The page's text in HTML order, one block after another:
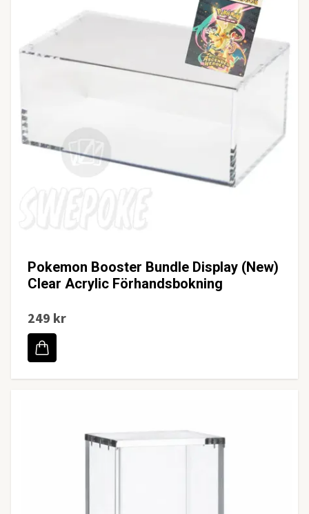
Pokemon Booster Bundle Display (New)
Clear Acrylic Förhandsbokning
249 kr